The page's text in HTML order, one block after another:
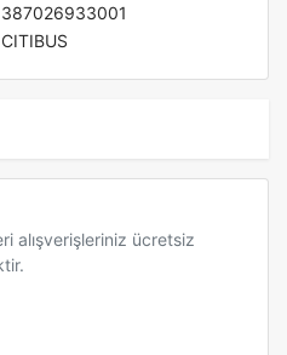
387026933001
CITIBUS
alışverişleriniz ücretsiz